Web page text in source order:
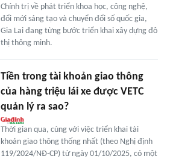
Chính trị về phát triển khoa học, công nghệ,
đổi mới sáng tạo và chuyển đổi số quốc gia,
Gia Lai đang từng bước triển khai xây dựng đô
thị thông minh.
Tiền trong tài khoản giao thông
của hàng triệu lái xe được VETC
quản lý ra sao?
Thời gian qua, cùng với việc triển khai tài
khoản giao thông thống nhất (theo Nghị định
119/2024/NĐ-CP) từ ngày 01/10/2025, có một